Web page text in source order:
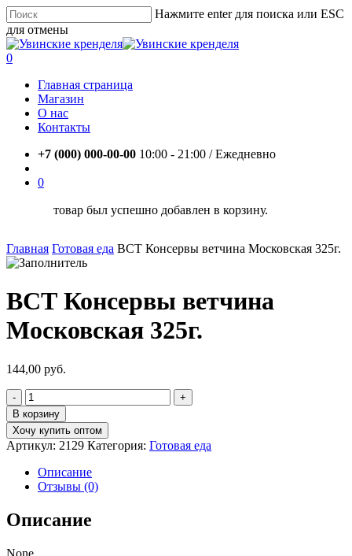
Skip
to
main
content
Нажмите enter для поиска или ESC
для отмены
Close
Search
account
0
Главная страница
Магазин
О нас
Контакты
+7 (000) 000-00-00 10:00 - 21:00 / Eжедневно
0
товар был успешно добавлен в корзину.
Главная Готовая еда ВСТ Консервы ветчина Московская 325г.
ВСТ Консервы ветчина
Московская 325г.
144,00 руб.
Количество
товара
ВСТ
Консервы
ветчина
Московская
325г.
В корзину
Хочу купить оптом
Артикул: 2129 Категория: Готовая еда
Описание
Отзывы (0)
Описание
None